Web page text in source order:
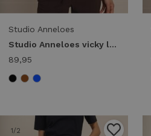
Studio Anneloes
Studio Anneloes vicky ls shirt 94858 T-shirt Lange mouw 8700 espresso
89,95
1/2